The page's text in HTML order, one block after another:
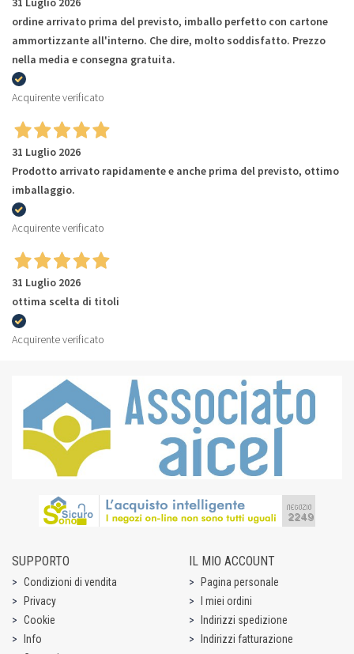
ordine arrivato prima del previsto, imballo perfetto con cartone
ammortizzante all'interno. Che dire, molto soddisfatto. Prezzo
nella media e consegna gratuita.
Acquirente verificato
31 Luglio 2026
Prodotto arrivato rapidamente e anche prima del previsto, ottimo
imballaggio.
Acquirente verificato
31 Luglio 2026
ottima scelta di titoli
Acquirente verificato
SUPPORTO
Condizioni di vendita
Privacy
Cookie
Info
IL MIO ACCOUNT
Pagina personale
I miei ordini
Indirizzi spedizione
Indirizzi fatturazione